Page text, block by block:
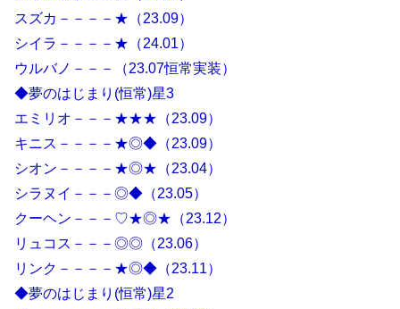
スズカ－－－－★（23.09）
シイラ－－－－★（24.01）
ウルバノ－－－（23.07恒常実装）
◆夢のはじまり(恒常)星3
エミリオ－－－★★★（23.09）
キニス－－－－★◎◆（23.09）
シオン－－－－★◎★（23.04）
シラヌイ－－－◎◆（23.05）
クーヘン－－－♡★◎★（23.12）
リュコス－－－◎◎（23.06）
リンク－－－－★◎◆（23.11）
◆夢のはじまり(恒常)星2